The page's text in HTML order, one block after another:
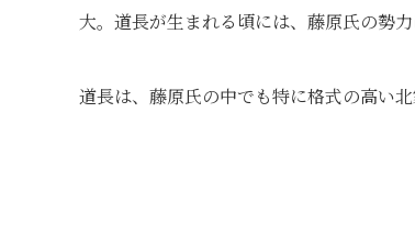
大。道長が生まれる頃には、藤原氏の勢
道長は、藤原氏の中でも特に格式の高い